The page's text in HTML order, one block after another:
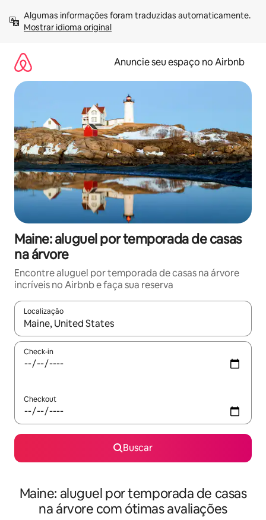
para
Mostrar idioma original
Anuncie seu espaço no Airbnb
Maine: aluguel por temporada de casas
na árvore
Encontre aluguel por temporada de casas na árvore
incríveis no Airbnb e faça sua reserva
Localização
Quando os resultados estiverem disponíveis, explore-os
Check-in
Checkout
Buscar
Maine: aluguel por temporada de casas
na árvore com ótimas avaliações